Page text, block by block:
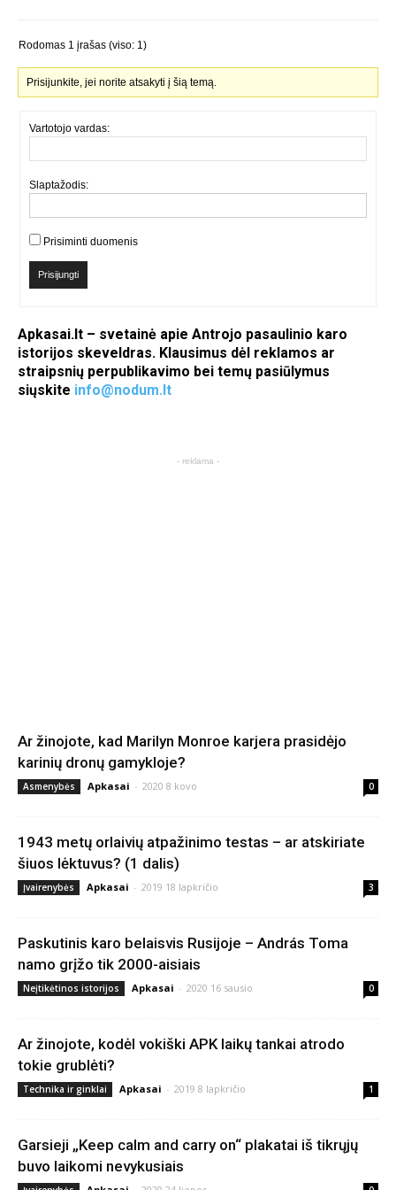
Rodomas 1 įrašas (viso: 1)
Prisijunkite, jei norite atsakyti į šią temą.
Vartotojo vardas:
Slaptažodis:
Prisiminti duomenis
Prisijungti
Apkasai.lt – svetainė apie Antrojo pasaulinio karo
istorijos skeveldras. Klausimus dėl reklamos ar
straipsnių perpublikavimo bei temų pasiūlymus
siųskite info@nodum.lt
- reklama -
Ar žinojote, kad Marilyn Monroe karjera prasidėjo
karinių dronų gamykloje?
Asmenybės Apkasai - 2020 8 kovo 0
1943 metų orlaivių atpažinimo testas – ar atskiriate
šiuos lėktuvus? (1 dalis)
Įvairenybės Apkasai - 2019 18 lapkričio 3
Paskutinis karo belaisvis Rusijoje – András Toma
namo grįžo tik 2000-aisiais
Neįtikėtinos istorijos Apkasai - 2020 16 sausio 0
Ar žinojote, kodėl vokiški APK laikų tankai atrodo
tokie grublėti?
Technika ir ginklai Apkasai - 2019 8 lapkričio 1
Garsieji „Keep calm and carry on“ plakatai iš tikrųjų
buvo laikomi nevykusiais